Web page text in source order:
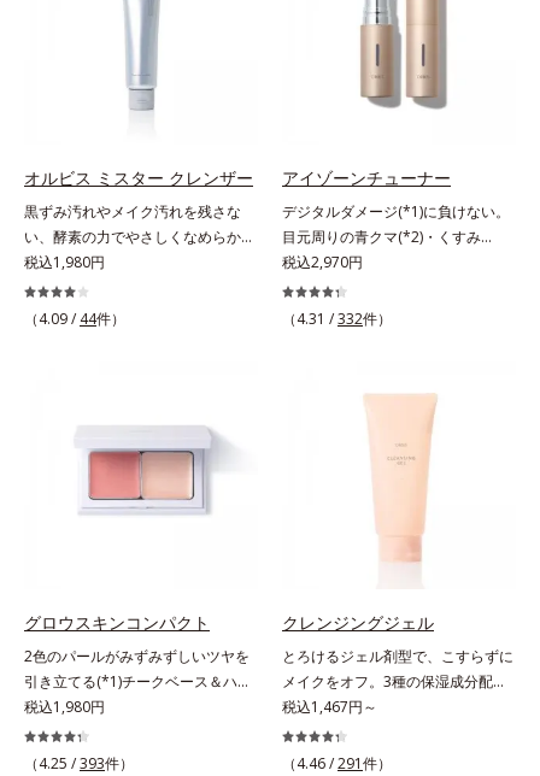
わりながらうるおいを与え、バリア
機能を維持。ニキビができにくい肌
導体(*3)と5種の整肌成分(*4)から成
る「ナノVCショットカプセル(*5)」
て、高い浸透力(*6)と安定性を実
現。毛穴の目立ちをしっかりケア
(*7)して、ゆらぎやすいニキビ肌
を、みずみずしい清潔な垢抜け肌
(*1)へと導きます。たっぷりの保湿
成分で低刺激。敏感肌の方にもお使
～乾性肌）*1 洗浄による汚れの除
去*2 キメの乱れによる*3 テトラ2-
ヘキシルデカン酸アスコルビル配合
＝整肌成分*4 天然ビタミンE、イノ
然ビタミンE、イノシット、フィチ
脂質配合＝肌をなめらかに整える整
肌成分*6 角層まで*7 うるおいによ
りキメを整えて毛穴を目立たなくす
る*8 すべての方に皮膚刺激がおき
ないというわけではありません※敏
分を組み合わせた「MULTI-３※」
を配合。さらに、ミツロウ、ヒアル
ロン酸、コラーゲン配合で、唇にう
ス、ビワ葉エキス、カミツレ花エキ
オルビス ミスター クレンザー
黒ずみ汚れやメイク汚れを残さな
い、酵素の力でやさしくなめらかに
洗い上げるW洗顔不要のスペシャル
クレンザー。過剰な皮脂とその皮脂
汚れが詰まって発生する黒ずみ汚れ
酸 LP(*1)」を配合し、毛穴の黒ずみ
汚れを繰り返しません。さらに、
「CISブースター(*2)」配合で、あな
た本来の清潔透明肌へと導きます。
チャー。毛穴の黒ずみもメイクもし
んとした肌に。泡立て不要であわた
だしい朝も疲れて帰ってきた夜も手
軽にご使用いただけます。*1 リパ
ーゼ、リンゴ酸*2 イソステアリル
アスコルビルリン酸２Na、プラン
税込1,980円
（4.09 / 44件）
アイゾーンチューナー
デジタルダメージ(*1)に負けない。
目元周りの青クマ(*2)・くすみ
(*3)・乾燥をケアする目元用スティ
ック状美容液。目元周りにあらわれ
る青クマ(*2)・くすみ(*3)・乾燥
放せない存在となったPCやスマー
トフォンなどのデジタルデバイス。
その液晶画面が発するブルーライト
を浴び続けると、目元周りには青ク
し、目元スッキリ(*4)・くすみケ
ア・ハイライト効果と、1本で3つの
発しました。保湿成分×マッサージ
乾燥をケアして目元スッキリ。さら
にワイルドタイムエキス(*5)が肌の
キメを整え、ブライトニングフィル
ター(*6)が光をコントロールして目
元のくすみを払い、透明感のある目
税込2,970円
（4.31 /332件）
グロウスキンコンパクト
2色のパールがみずみずしいツヤを
引き立てる(*1)チークベース＆ハイ
ライト。ベースメイクの仕上げに重
ねれば、みずみずしいツヤが表情を
一段と魅力的に引き立てる、チーク
税込1,980円
（4.25 /393件）
クレンジングジェル
とろけるジェル剤型で、こすらずに
メイクをオフ。3種の保湿成分配合
の濃密ジェルなので洗いあがりは、
もち肌ぷるん！。メルティクリアベ
ース採用のぷるぷる濃密ジェルは、
税込1,467円～
（4.46 /291件）